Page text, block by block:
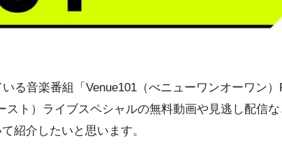
る音楽番組「Venue101（べニューワンオーワン）
スト）ライブスペシャルの無料動画や見逃し配信
紹介したいと思います。